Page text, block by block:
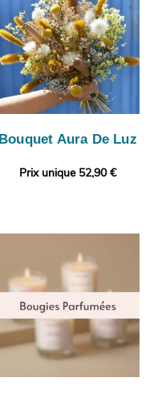
Bouquet Aura De Luz
Prix unique 52,90 €